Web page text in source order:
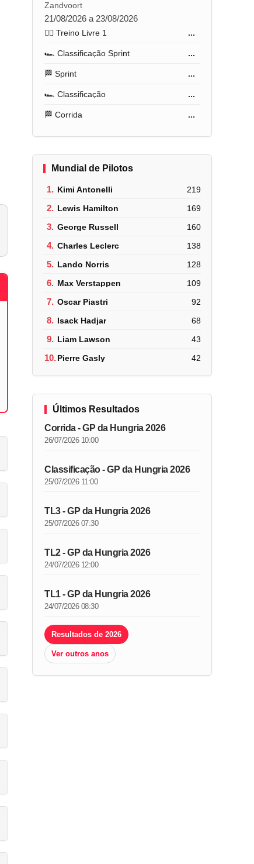
Zandvoort
21/08/2026 a 23/08/2026
🏋️‍♂️ Treino Livre 1 ...
🏎️ Classificação Sprint ...
🏁 Sprint ...
🏎️ Classificação ...
🏁 Corrida ...
Mundial de Pilotos
1. Kimi Antonelli 219
2. Lewis Hamilton 169
3. George Russell 160
4. Charles Leclerc 138
5. Lando Norris 128
6. Max Verstappen 109
7. Oscar Piastri 92
8. Isack Hadjar 68
9. Liam Lawson 43
10.Pierre Gasly 42
Últimos Resultados
Corrida - GP da Hungria 2026
26/07/2026 10:00
Classificação - GP da Hungria 2026
25/07/2026 11:00
TL3 - GP da Hungria 2026
25/07/2026 07:30
TL2 - GP da Hungria 2026
24/07/2026 12:00
TL1 - GP da Hungria 2026
24/07/2026 08:30
Resultados de 2026
Ver outros anos